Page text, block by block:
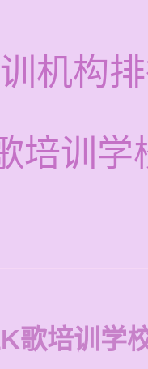
机构
培训学
歌培训学